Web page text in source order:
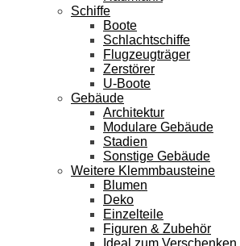
Schiffe
Boote
Schlachtschiffe
Flugzeugträger
Zerstörer
U-Boote
Gebäude
Architektur
Modulare Gebäude
Stadien
Sonstige Gebäude
Weitere Klemmbausteine
Blumen
Deko
Einzelteile
Figuren & Zubehör
Ideal zum Verschenken